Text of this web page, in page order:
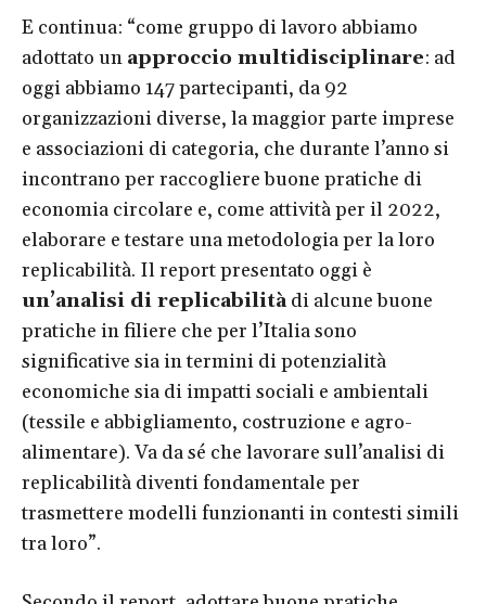
E continua: “come gruppo di lavoro abbiamo
adottato un approccio multidisciplinare: ad
oggi abbiamo 147 partecipanti, da 92
organizzazioni diverse, la maggior parte imprese
e associazioni di categoria, che durante l’anno si
incontrano per raccogliere buone pratiche di
economia circolare e, come attività per il 2022,
elaborare e testare una metodologia per la loro
replicabilità. Il report presentato oggi è
un’analisi di replicabilitàdi alcune buone
pratiche in filiere che per l’Italia sono
significative sia in termini di potenzialità
economiche sia di impatti sociali e ambientali
(tessile e abbigliamento, costruzione e agro-
alimentare). Va da sé che lavorare sull’analisi di
replicabilità diventi fondamentale per
trasmettere modelli funzionanti in contesti simili
tra loro”.